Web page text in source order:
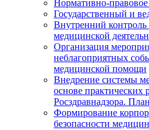
Нормативно-правовое
Государственный и
Внутренний контроль
медицинской
Организация
неблагоприятных
медицинской помощи
Внедрение системы
основе практических
Росздравнадзора.
Формирование
безопасности